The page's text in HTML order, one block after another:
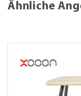
Ähnliche